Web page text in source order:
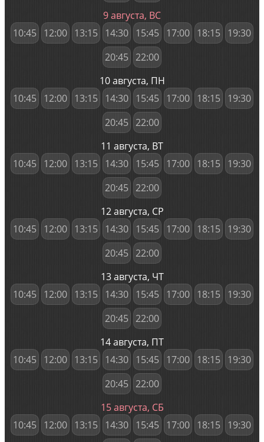
9 августа, ВС
10:45 12:00 13:15 14:30 15:45 17:00 18:15 19:30
20:45 22:00
10 августа, ПН
10:45 12:00 13:15 14:30 15:45 17:00 18:15 19:30
20:45 22:00
11 августа, ВТ
10:45 12:00 13:15 14:30 15:45 17:00 18:15 19:30
20:45 22:00
12 августа, СР
10:45 12:00 13:15 14:30 15:45 17:00 18:15 19:30
20:45 22:00
13 августа, ЧТ
10:45 12:00 13:15 14:30 15:45 17:00 18:15 19:30
20:45 22:00
14 августа, ПТ
10:45 12:00 13:15 14:30 15:45 17:00 18:15 19:30
20:45 22:00
15 августа, СБ
10:45 12:00 13:15 14:30 15:45 17:00 18:15 19:30